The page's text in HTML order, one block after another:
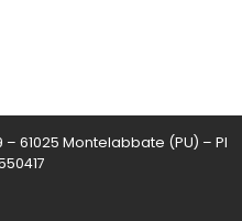
61025 Montelabbate (PU) – PI